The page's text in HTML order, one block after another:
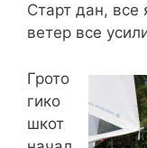
Старт дан, все
ветер все
Грото
гико
шкот